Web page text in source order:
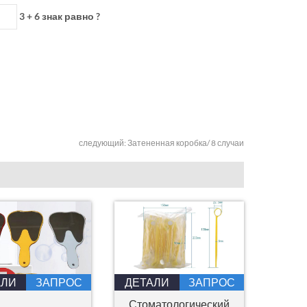
3 + 6 знак равно ?
следующий: Затененная коробка/ 8 случаи
ЗАПРОС ДЕТАЛИ
ЗАПРОС
Стоматологический